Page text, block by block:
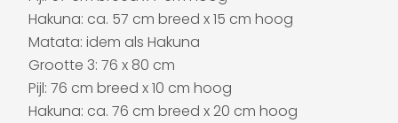
Hakuna: ca. 57 cm breed x 15 cm hoog
Matata: idem als Hakuna
Grootte 3: 76 x 80 cm
Pijl: 76 cm breed x 10 cm hoog
Hakuna: ca. 76 cm breed x 20 cm hoog